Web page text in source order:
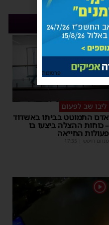
ליבו שב לפעום
אדם התמוטט בביתו באשדוד
– כוחות ההצלה ביצעו בו
פעולות החייאה
מנחם דויטש 17:35
1
פרסומת